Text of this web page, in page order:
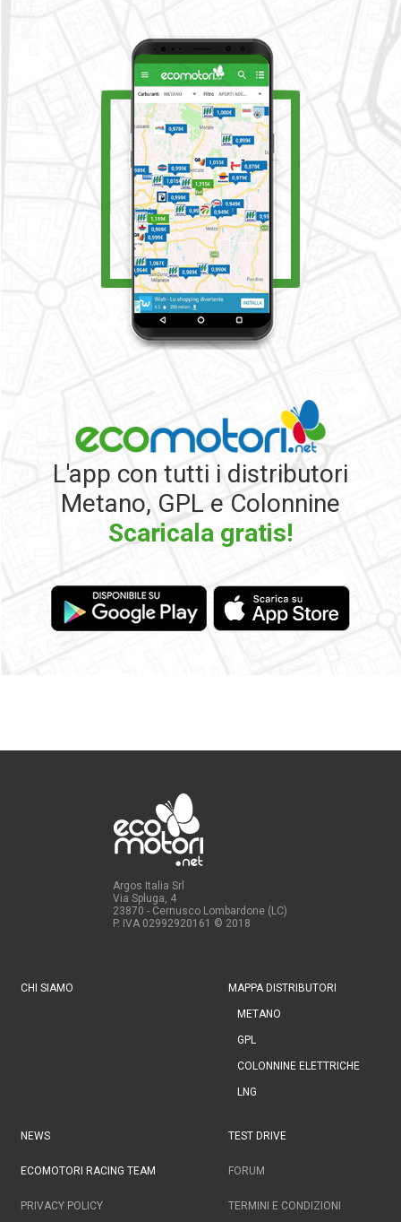
L'app con tutti i distributori
Metano, GPL e Colonnine
Scaricala gratis!
Argos Italia Srl
Via Spluga, 4
23870 - Cernusco Lombardone (LC)
P. IVA 02992920161 © 2018
CHI SIAMO MAPPA DISTRIBUTORI
METANO
GPL
COLONNINE ELETTRICHE
LNG
NEWS TEST DRIVE
ECOMOTORI RACING TEAM FORUM
PRIVACY POLICY TERMINI E CONDIZIONI